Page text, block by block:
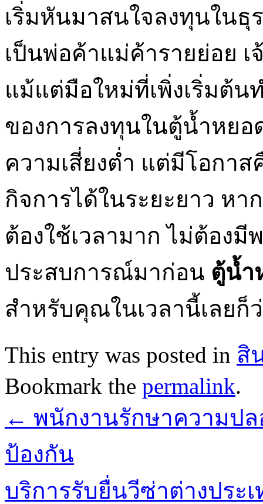
เริ่มหันมาสนใจลงทุนในธุ
เป็นพ่อค้าแม่ค้ารายย่อย
แม้แต่มือใหม่ที่เพิ่งเริ่มต้น
ของการลงทุนในตู้น้ำหยอ
ความเสี่ยงต่ำ แต่มีโอกา
กิจการได้ในระยะยาว ห
ต้องใช้เวลามาก ไม่ต้อง
ประสบการณ์มาก่อน ตู้น้ำ
สำหรับคุณในเวลานี้เลยก็
This entry was posted in สิ
Bookmark the permalink.
← พนักงานรักษาความป
ป้องกัน
บริการรับยื่นวีซ่าต่างประ